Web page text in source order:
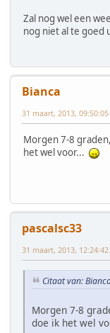
Zal nog wel een
nog niet al te goed
Bianca
31 maart, 2013, 09:50:05
Morgen 7-8
het wel voor...
pascalsc33
31 maart, 2013, 12:24:42
Citaat van:
Morgen 7-8
doe ik het wel